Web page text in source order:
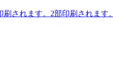
されます。2部印刷されます。